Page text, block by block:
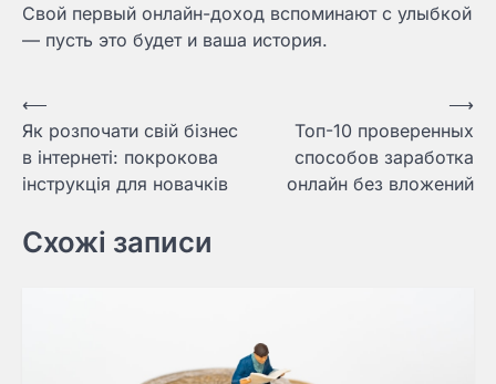
Свой первый онлайн-доход вспоминают с улыбкой
— пусть это будет и ваша история.
Навигация
по
записям
⟵
Як розпочати свій бізнес
в інтернеті: покрокова
інструкція для новачків
Топ-10 проверенных
способов заработка
онлайн без вложений
⟶
Схожі записи